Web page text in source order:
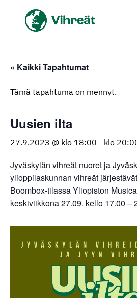
« Kaikki Tapahtumat
Tämä tapahtuma on mennyt.
Uusien ilta
27.9.2023 @ klo 18:00 - klo
Jyväskylän vihreät nuoret ja
ylioppilaskunnan vihreät
Boombox-tilassa Yliopiston
keskiviikkona 27.09. kello 17.00 –